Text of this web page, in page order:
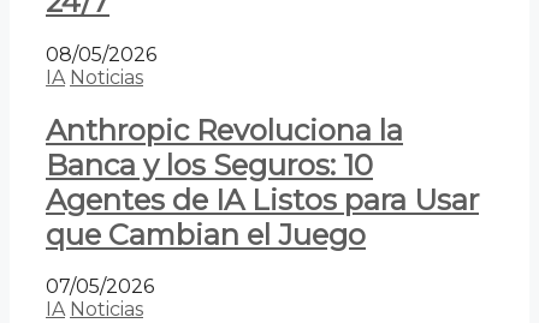
08/05/2026
IA Noticias
Anthropic Revoluciona la
Banca y los Seguros: 10
Agentes de IA Listos para Usar
que Cambian el Juego
07/05/2026
IA Noticias